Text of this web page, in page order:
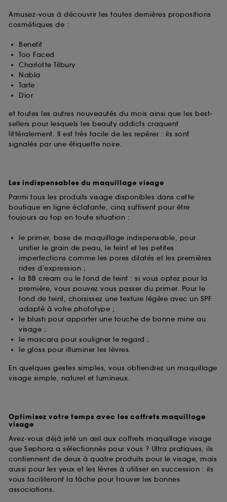
Amusez-vous à découvrir les toutes dernières propositions
cosmétiques de :
Benefit
Too Faced
Charlotte Tilbury
Nabla
Tarte
Dior
et toutes les autres nouveautés du mois ainsi que les best-
sellers pour lesquels les beauty addicts craquent
littéralement. Il est très facile de les repérer : ils sont
signalés par une étiquette noire.
Les indispensables du maquillage visage
Parmi tous les produits visage disponibles dans cette
boutique en ligne éclatante, cinq suffisent pour être
toujours au top en toute situation :
le primer, base de maquillage indispensable, pour
unifier le grain de peau, le teint et les petites
imperfections comme les pores dilatés et les premières
rides d’expression ;
la BB cream ou le fond de teint : si vous optez pour la
première, vous pouvez vous passer du primer. Pour le
fond de teint, choisissez une texture légère avec un SPF
adapté à votre phototype ;
le blush pour apporter une touche de bonne mine au
visage ;
le mascara pour souligner le regard ;
le gloss pour illuminer les lèvres.
En quelques gestes simples, vous obtiendrez un maquillage
visage simple, naturel et lumineux.
Optimisez votre temps avec les coffrets maquillage
visage
Avez-vous déjà jeté un œil aux coffrets maquillage visage
que Sephora a sélectionnés pour vous ? Ultra pratiques, ils
contiennent de deux à quatre produits pour le visage, mais
aussi pour les yeux et les lèvres à utiliser en succession : ils
vous faciliteront la tâche pour trouver les bonnes
associations.